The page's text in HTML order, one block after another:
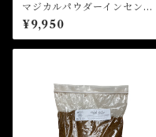
マジカルパウダーインセン
ス プロテクション Magica
l Powder Incense Protecti
on
¥9,950